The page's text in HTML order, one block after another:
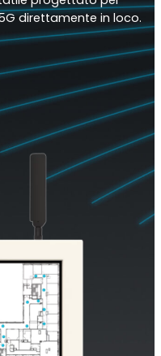
multioperatore
OS6
commerciale
direttamente in loco.